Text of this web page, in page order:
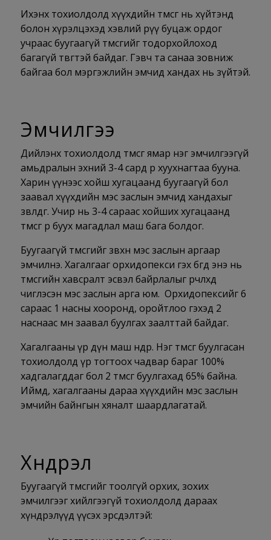
Ихэнх тохиолдолд хүүхдийн төмсөг нь хүйтэнд
болон хүрэлцэхэд хэвлий рүү буцаж ордог
учраас буугаагүй төмсгийг тодорхойлоход
багагүй төвөгтэй байдаг. Гэвч та санаа зовниж
байгаа бол мэргэжлийн эмчид хандах нь зүйтэй.
Эмчилгээ
Дийлэнх тохиолдолд төмсөг ямар нэг эмчилгээгүй
амьдралын эхний 3-4 сард өөрөө хуухнагтаа бууна.
Харин үүнээс хойш хугацаанд буугаагүй бол
заавал хүүхдийн мэс заслын эмчид хандахыг
зөвлөдөг. Учир нь 3-4 сараас хойших хугацаанд
төмсөг өөрөө буух магадлал маш бага болдог.
Буугаагүй төмсгийг зөвхөн мэс заслын аргаар
эмчилнэ. Хагалгааг орхидопекси гэх бөгөөд энэ нь
төмсгийн хавсралт эсвэл байрлалыг өөрчлөхөд
чиглэсэн мэс заслын арга юм. Орхидопексийг 6
сараас 1 насны хооронд, оройтлоо гэхэд 2
наснаас өмнө заавал буулгах заалттай байдаг.
Хагалгааны үр дүн маш өндөр. Нэг төмсөг буулгасан
тохиолдолд үр тогтоох чадвар бараг 100%
хадгалагддаг бол 2 төмсөг буулгахад 65% байна.
Иймд, хагалгааны дараа хүүхдийн мэс заслын
эмчийн байнгын хяналт шаардлагатай.
Хүндрэл
Буугаагүй төмсгийг тоолгүй орхих, зохих
эмчилгээг хийлгээгүй тохиолдолд дараах
хүндрэлүүд үүсэх эрсдэлтэй: